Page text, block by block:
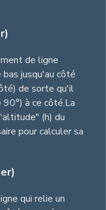
de ligne
jusqu'au côté
de sorte qu'il
à ce côté.La
(h) du
pour calculer sa
qui relie un